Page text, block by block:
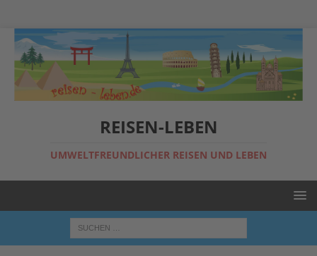
REISEN-LEBEN
UMWELTFREUNDLICHER REISEN UND LEBEN